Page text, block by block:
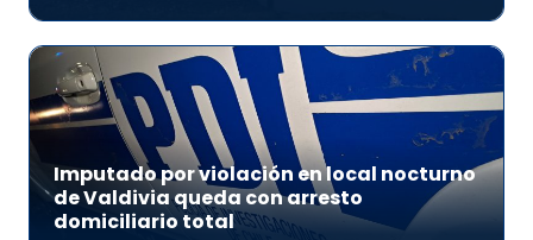
Imputado por violación en local nocturno
de Valdivia queda con arresto
domiciliario total